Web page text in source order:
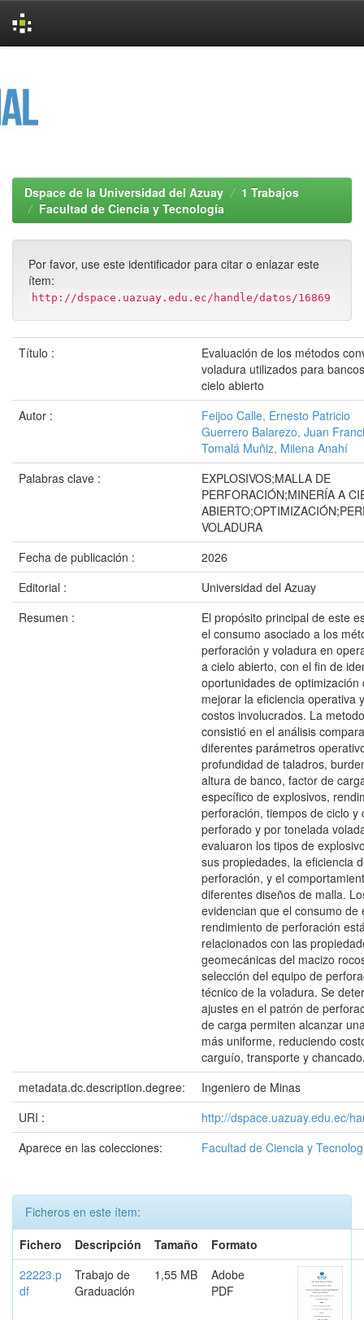
Dspace de la Universidad del Azuay
1 Trabajos
Facultad de Ciencia y Tecnología
Por favor, use este identificador para citar o enlazar este
ítem:
http://dspace.uazuay.edu.ec/handle/datos/16869
Título :
Evaluación de los métodos
voladura utilizados para
cielo abierto
Autor :
Feijoo Calle, Ernesto Patricio
Guerrero Balarezo, Juan
Tomalá Muñiz, Milena Anahí
Palabras clave :
EXPLOSIVOS;MALLA DE
PERFORACIÓN;MINERÍA A
VOLADURA
Fecha de publicación :
2026
Editorial :
Universidad del Azuay
Resumen :
El propósito principal de este
el consumo asociado a los
perforación y voladura en
a cielo abierto, con el fin de
oportunidades de optimización
mejorar la eficiencia operativa
costos involucrados. La
consistió en el análisis
diferentes parámetros
profundidad de taladros,
altura de banco, factor de
específico de explosivos,
perforación, tiempos de ciclo y
perforado y por tonelada
evaluaron los tipos de
sus propiedades, la eficiencia
perforación, y el
diferentes diseños de malla.
evidencian que el consumo de
rendimiento de perforación
relacionados con las
geomecánicas del macizo
selección del equipo de
técnico de la voladura. Se
ajustes en el patrón de
de carga permiten alcanzar
más uniforme, reduciendo
carguío, transporte y
metadata.dc.description.degree:
Ingeniero de Minas
URI :
http://dspace.uazuay.edu.ec/
Aparece en las colecciones:
Facultad de Ciencia y
Ficheros en este ítem:
Fichero
Descripción Tamaño
Formato
22223.p
df
Trabajo de
Graduación
1,55 MB
Adobe
PDF